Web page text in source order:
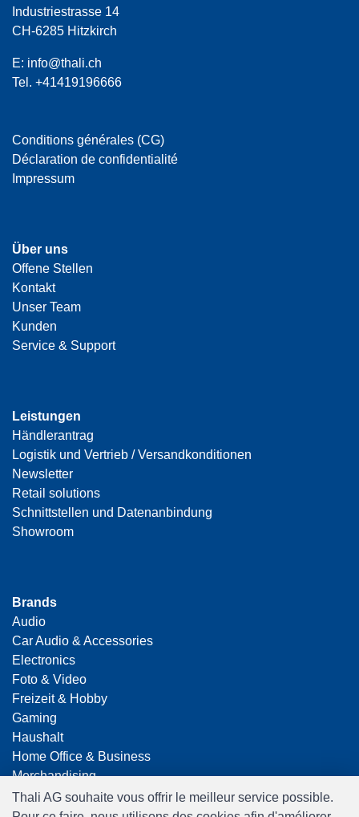
Industriestrasse 14
CH-6285 Hitzkirch
E: info@thali.ch
Tel. +41419196666
Conditions générales (CG)
Déclaration de confidentialité
Impressum
Über uns
Offene Stellen
Kontakt
Unser Team
Kunden
Service & Support
Leistungen
Händlerantrag
Logistik und Vertrieb / Versandkonditionen
Newsletter
Retail solutions
Schnittstellen und Datenanbindung
Showroom
Brands
Audio
Car Audio & Accessories
Electronics
Foto & Video
Freizeit & Hobby
Gaming
Haushalt
Home Office & Business
Merchandising
Smart Home
Spielwaren
Thali AG souhaite vous offrir le meilleur service possible.